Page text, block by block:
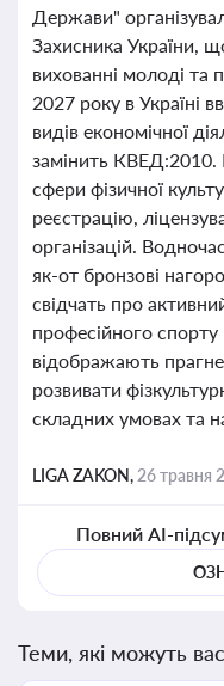
Держави"
Захисника України,
вихованні молоді та
2027 року в Україні
видів економічної
замінить КВЕД:2010.
сфери фізичної
реєстрацію,
організацій.
як-от бронзові
свідчать про
професійного спорту
відображають
розвивати
складних умовах та
LIGA ZAKON, 26 травня
Повний AI-
Теми, які можуть